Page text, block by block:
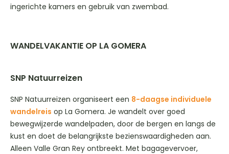
ingerichte kamers en gebruik van zwembad.
WANDELVAKANTIE OP LA GOMERA
SNP Natuurreizen
SNP Natuurreizen organiseert een 8-daagse individuele
wandelreis op La Gomera. Je wandelt over goed
bewegwijzerde wandelpaden, door de bergen en langs de
kust en doet de belangrijkste bezienswaardigheden aan.
Alleen Valle Gran Rey ontbreekt. Met bagagevervoer,